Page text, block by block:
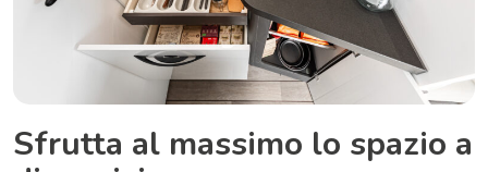
Sfrutta al massimo lo spazio a